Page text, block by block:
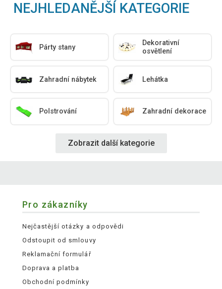
NEJHLEDANĚJŠÍ KATEGORIE
Párty stany
Dekorativní
osvětlení
Zahradní nábytek Lehátka
Polstrování Zahradní dekorace
Zobrazit další kategorie
Pro zákazníky
Nejčastější otázky a odpovědi
Odstoupit od smlouvy
Reklamační formulář
Doprava a platba
Obchodní podmínky